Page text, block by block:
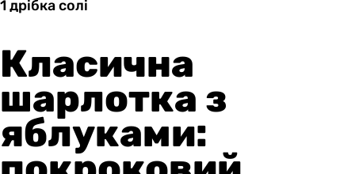
1 дрібкасолі
Класична
шарлотка з
яблуками: